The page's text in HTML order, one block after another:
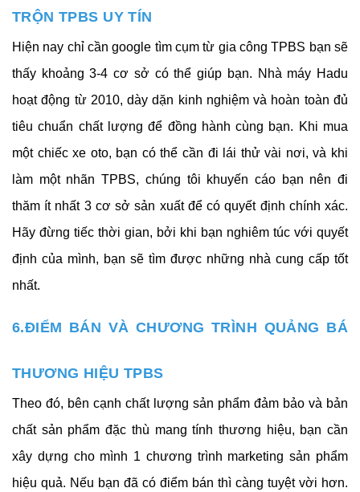
TRỘN TPBS UY TÍN
Hiện nay chỉ cần google tìm cụm từ gia công TPBS bạn sẽ
thấy khoảng 3-4 cơ sở có thể giúp bạn. Nhà máy Hadu
hoạt động từ 2010, dày dặn kinh nghiệm và hoàn toàn đủ
tiêu chuẩn chất lượng để đồng hành cùng bạn. Khi mua
một chiếc xe oto, bạn có thể cần đi lái thử vài nơi, và khi
làm một nhãn TPBS, chúng tôi khuyến cáo bạn nên đi
thăm ít nhất 3 cơ sở sản xuất để có quyết định chính xác.
Hãy đừng tiếc thời gian, bởi khi bạn nghiêm túc với quyết
định của mình, bạn sẽ tìm được những nhà cung cấp tốt
nhất.
6.ĐIỂM BÁN VÀ CHƯƠNG TRÌNH QUẢNG BÁ
THƯƠNG HIỆU TPBS
Theo đó, bên cạnh chất lượng sản phẩm đảm bảo và bản
chất sản phẩm đặc thù mang tính thương hiệu, bạn cần
xây dựng cho mình 1 chương trình marketing sản phẩm
hiệu quả. Nếu bạn đã có điểm bán thì càng tuyệt vời hơn.